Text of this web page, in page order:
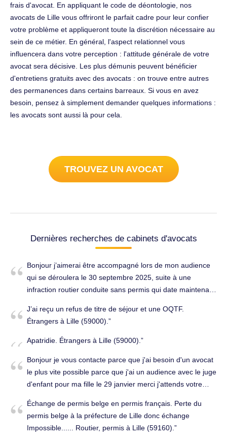
frais d'avocat. En appliquant le code de déontologie, nos
avocats de Lille vous offriront le parfait cadre pour leur confier
votre problème et appliqueront toute la discrétion nécessaire au
sein de ce métier. En général, l'aspect relationnel vous
influencera dans votre perception : l'attitude générale de votre
avocat sera décisive. Les plus démunis peuvent bénéficier
d'entretiens gratuits avec des avocats : on trouve entre autres
des permanences dans certains barreaux. Si vous en avez
besoin, pensez à simplement demander quelques informations :
les avocats sont aussi là pour cela.
TROUVEZ UN AVOCAT
Dernières recherches de cabinets d'avocats
Bonjour j’aimerai être accompagné lors de mon audience
qui se déroulera le 30 septembre 2025, suite à une
infraction routier conduite sans permis qui date maintenant
J’ai reçu un refus de titre de séjour et une OQTF.
Étrangers à Lille (59000).
Apatridie. Étrangers à Lille (59000).
Bonjour je vous contacte parce que j'ai besoin d'un avocat
le plus vite possible parce que j'ai un audience avec le juge
d'enfant pour ma fille le 29 janvier merci j'attends votre
Échange de permis belge en permis français. Perte du
permis belge à la préfecture de Lille donc échange
Impossible...... Routier, permis à Lille (59160).